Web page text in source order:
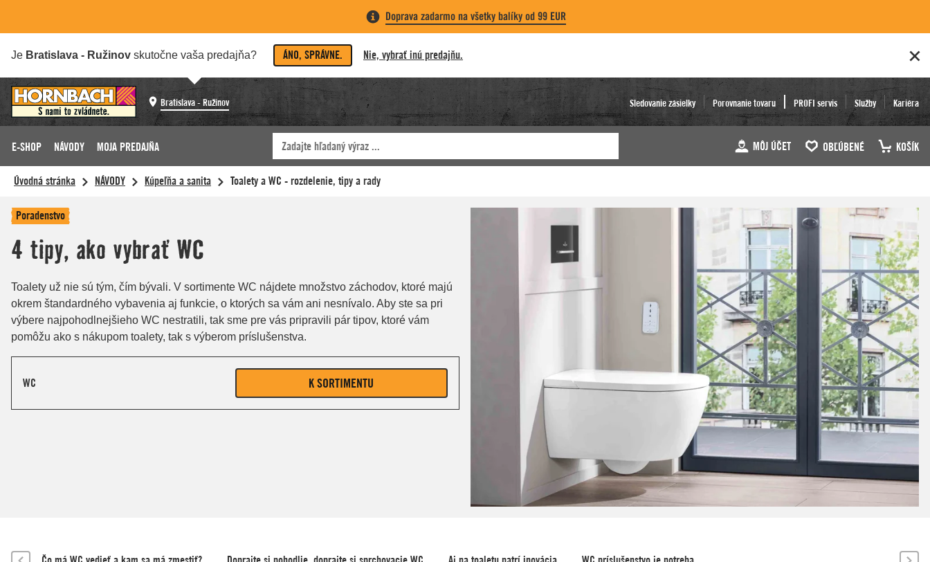
Doprava zadarmo na všetky balíky od 99 EUR
Je Bratislava - Ružinov skutočne vaša predajňa? ÁNO, SPRÁVNE. Nie, vybrať inú predajňu.
Bratislava - Ružinov Sledovanie zásielky Porovnanie tovaru PROFI servis Služby Kariéra
E-SHOP NÁVODY MOJA PREDAJŇA MÔJ ÚČET OBĽÚBENÉ KOŠÍK